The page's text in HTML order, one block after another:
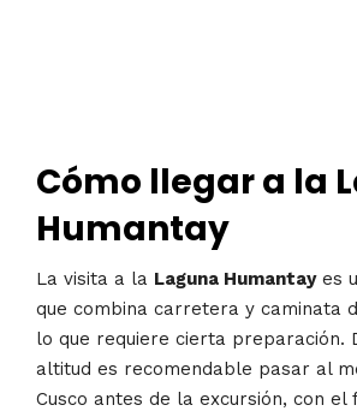
Cómo llegar a la
Humantay
La visita a la Laguna Humantayes
que combina carretera y caminata
lo que requiere cierta preparación.
altitud es recomendable pasar al
Cusco antes de la excursión, con el